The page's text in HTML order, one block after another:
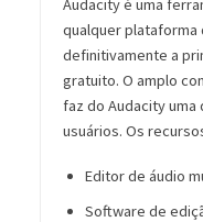
Audacity é uma
qualquer plataforma
definitivamente a
gratuito. O amplo
faz do Audacity
usuários. Os
Editor de áudio
Software de